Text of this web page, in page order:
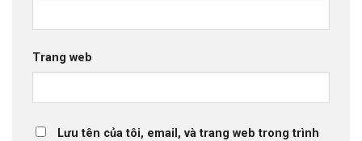
Trang web
Lưu tên của tôi, email, và trang web trong trình